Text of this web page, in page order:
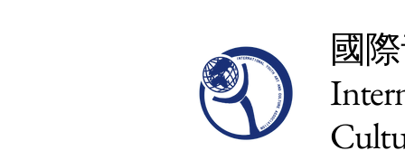
國